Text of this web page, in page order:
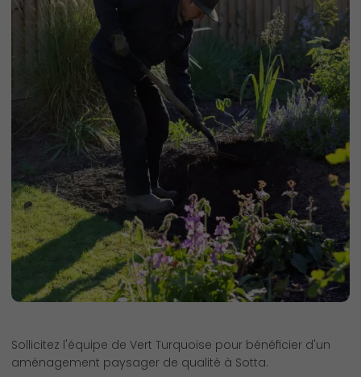
Sollicitez l'équipe de Vert Turquoise pour bénéficier d'un
aménagement paysager de qualité à Sotta.